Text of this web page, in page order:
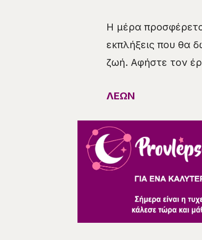
Η μέρα
εκπλήξεις που θα
ζωή. Αφήστε τον
ΛΕΩΝ